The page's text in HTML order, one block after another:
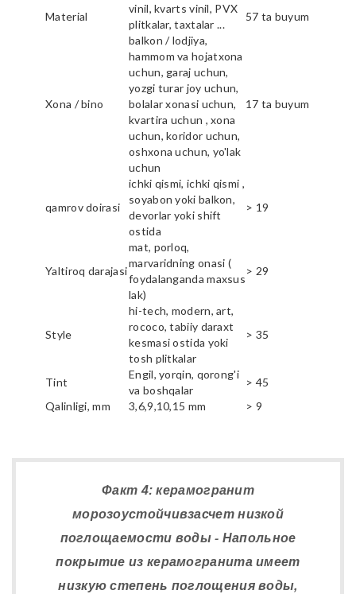
Material
vinil, kvarts vinil, PVX
plitkalar, taxtalar ...
57 ta buyum
Xona / bino
balkon / lodjiya,
hammom va hojatxona
uchun, garaj uchun,
yozgi turar joy uchun,
bolalar xonasi uchun,
kvartira uchun , xona
uchun, koridor uchun,
oshxona uchun, yo'lak
uchun
17 ta buyum
qamrov doirasi
ichki qismi, ichki qismi ,
soyabon yoki balkon,
devorlar yoki shift
ostida
> 19
Yaltiroq darajasi
mat, porloq,
marvaridning onasi (
foydalanganda maxsus
lak)
> 29
Style
hi-tech, modern, art,
rococo, tabiiy daraxt
kesmasi ostida yoki
tosh plitkalar
> 35
Tint
Engil, yorqin, qorong'i
va boshqalar
> 45
Qalinligi, mm
3,6,9,10,15 mm > 9
Факт 4: керамогранит
морозоустойчивзасчет низкой
поглощаемости воды - Напольное
покрытие из керамогранита имеет
низкую степень поглощения воды,